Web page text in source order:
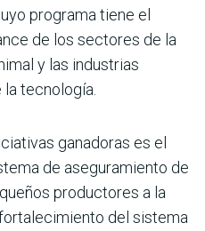
programa tiene el
de los sectores de la
y las industrias
tecnología.
ganadoras es el
de aseguramiento de
productores a la
del sistema